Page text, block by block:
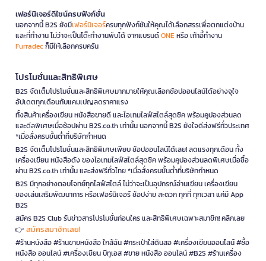
เฟอร์นิเจอร์ดีไซน์ครบฟังก์ชั่น
นอกจากนี้ B2S ยังมีเฟอร์นิเจอร์ครบทุกฟังก์ชันให้คุณได้เลือกสรรเพื่อตกแต่งบ้าน
และที่ทำงาน ไม่ว่าจะเป็นโต๊ะทำงานพับได้ จากแบรนด์ONEหรือ เก้าอี้ทำงาน
Furradecก็มีให้เลือกครบครัน
โปรโมชั่นและสิทธิพิเศษ
B2S จัดเต็มโปรโมชั่นและสิทธิพิเศษมากมายให้คุณเลือกช้อปออนไลน์ได้อย่างจุใจ
อัปเดตทุกเดือนกับแคมเปญลดราคาแรง
ทั้งสินค้าเครื่องเขียน หนังสือขายดี และไอเทมไลฟ์สไตล์สุดชิค พร้อมคูปองส่วนลด
และดีลพิเศษเมื่อช้อปผ่าน B2S.co.th เท่านั้น นอกจากนี้ B2S ยังใจดีส่งฟรีทั่วประเทศ
*เมื่อสั่งครบขั้นต่ำที่บริษัทกำหนด
B2S จัดเต็มโปรโมชั่นและสิทธิพิเศษเพียบ ช้อปออนไลน์ได้เลย! ลดแรงทุกเดือน ทั้ง
เครื่องเขียน หนังสือดัง ของไอเทมไลฟ์สไตล์สุดชิค พร้อมคูปองส่วนลดพิเศษเมื่อซื้อ
ผ่าน B2S.co.th เท่านั้น และส่งฟรีทั่วไทย *เมื่อสั่งครบขั้นต่ำที่บริษัทกำหนด
B2S มีทุกอย่างตอบโจทย์ทุกไลฟ์สไตล์ ไม่ว่าจะเป็นอุปกรณ์อ่านเขียน เครื่องเขียน
ของเล่นเสริมพัฒนาการ หรือเฟอร์นิเจอร์ ช้อปง่าย สะดวก ทุกที่ ทุกเวลา แค่มี App
B2S
สมัคร B2S Club รับข่าวสารโปรโมชั่นก่อนใคร และสิทธิพิเศษเฉพาะสมาชิก! คลิกเลย
👉 สมัครสมาชิกเลย!
#ร้านหนังสือ #ร้านขายหนังสือ ใกล้ฉัน #กระเป๋าใส่ดินสอ #เครื่องเขียนออนไลน์ #ซื้อ
หนังสือ ออนไลน์ #เครื่องเขียน บีทูเอส #ขาย หนังสือ ออนไลน์ #B2S #ร้านเครื่อง